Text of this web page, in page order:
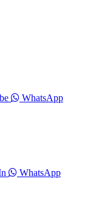
WhatsApp
WhatsApp